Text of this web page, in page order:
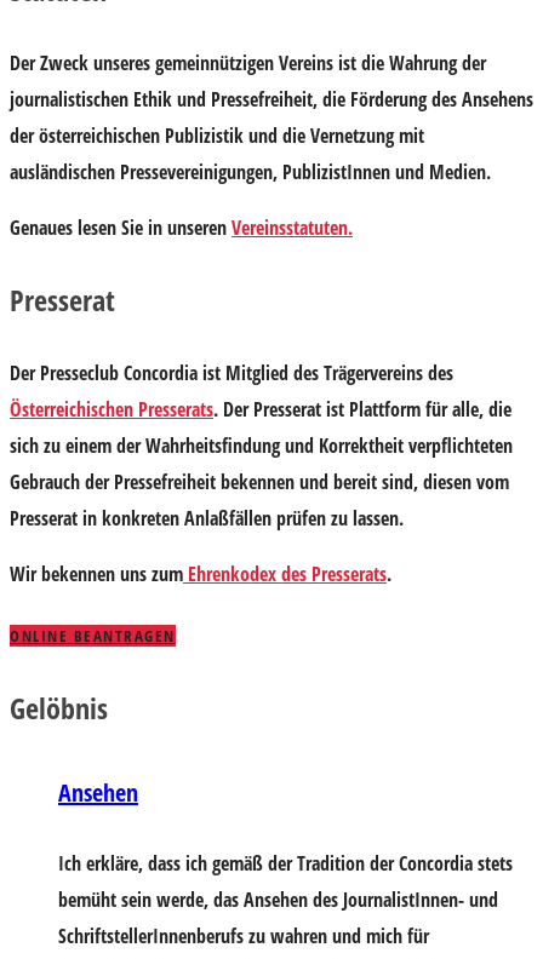
Der Zweck unseres gemeinnützigen Vereins ist die Wahrung der
journalistischen Ethik und Pressefreiheit, die Förderung des Ansehens
der österreichischen Publizistik und die Vernetzung mit
ausländischen Pressevereinigungen, PublizistInnen und Medien.
Genaues lesen Sie in unserenVereinsstatuten.
Presserat
Der Presseclub Concordia ist Mitglied des Trägervereins des
Österreichischen Presserats. Der Presserat ist Plattform für alle, die
sich zu einem der Wahrheitsfindung und Korrektheit verpflichteten
Gebrauch der Pressefreiheit bekennen und bereit sind, diesen vom
Presserat in konkreten Anlaßfällen prüfen zu lassen.
Wir bekennen uns zum Ehrenkodex des Presserats.
ONLINE BEANTRAGEN
Gelöbnis
Ansehen
Ich erkläre, dass ich gemäß der Tradition der Concordia stets
bemüht sein werde, das Ansehen des JournalistInnen- und
SchriftstellerInnenberufs zu wahren und mich für